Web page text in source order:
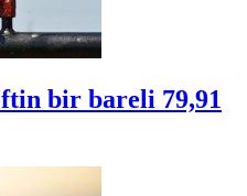
bir bareli 79,91